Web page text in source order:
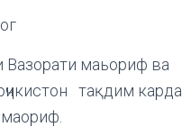
маьориф ва
тақдим карда
маориф.